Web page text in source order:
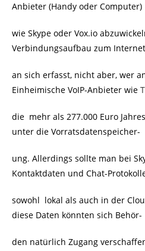
Anbieter (Handy oder Computer)
wie Skype oder Vox.io
Verbindungsaufbau zum Internet
an sich erfasst, nicht aber, wer
Einheimische VoIP-Anbieter wie
die mehr als 277.000 Euro
unter die Vorratsdatenspeicher-
ung. Allerdings sollte man bei
Kontaktdaten und Chat-
sowohl lokal als auch in der
diese Daten könnten sich Behör-
den natürlich Zugang